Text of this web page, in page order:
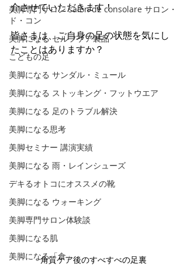
美脚専門サロン salon de consolare サロン・
ド・コン
美脚になる セルフケア製品
こどもの足
美脚になる サンダル・ミュール
美脚になる ストッキング・フットウエア
美脚になる 足のトラブル解決
美脚になる思考
美脚セミナー 講演実績
美脚になる 雨・レインシューズ
デキるオトコにオススメの靴
美脚になる ウォーキング
美脚専門サロン体験談
美脚になる肌
美脚になる「食」
介させていただきます！
皆さまは、ご自身の足の状態を気にし
たことはありますか？
角質ケア後のすべすべの足裏